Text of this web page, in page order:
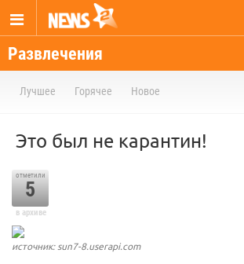
Развлечения
Лучшее Горячее Новое
Это был не карантин!
отметили
5
в архиве
источник: sun7-8.userapi.com